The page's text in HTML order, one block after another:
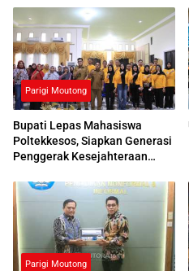
Parigi Moutong
Bupati Lepas Mahasiswa
Poltekkesos, Siapkan Generasi
Penggerak Kesejahteraan
Parigi Moutong